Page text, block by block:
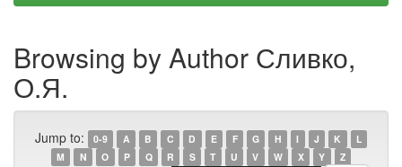
Browsing by Author Сливко,
О.Я.
Jump to: 0-9 A B C D E F G H I J K
L
M
N O P Q R S T U V W X Y Z